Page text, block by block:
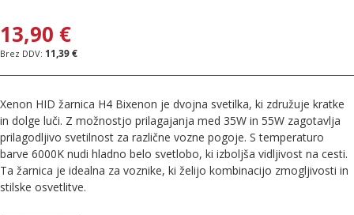
13,90 €
11,39 €
Xenon HID žarnica H4 Bixenon je dvojna svetilka, ki združuje kratke
in dolge luči. Z možnostjo prilagajanja med 35W in 55W zagotavlja
prilagodljivo svetilnost za različne vozne pogoje. S temperaturo
barve 6000K nudi hladno belo svetlobo, ki izboljša vidljivost na cesti.
Ta žarnica je idealna za voznike, ki želijo kombinacijo zmogljivosti in
stilske osvetlitve.